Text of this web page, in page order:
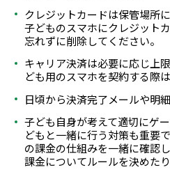
クレジットカードは保管場所
子どものスマホにクレジット
忘れずに削除してください。
キャリア決済は必要に応じ上
ども用のスマホを契約する際
日頃から決済完了メールや明
子ども自身が考えて適切にゲ
どもと一緒に行う対策も重要
の課金の仕組みを一緒に確認
課金についてルールを決めたり